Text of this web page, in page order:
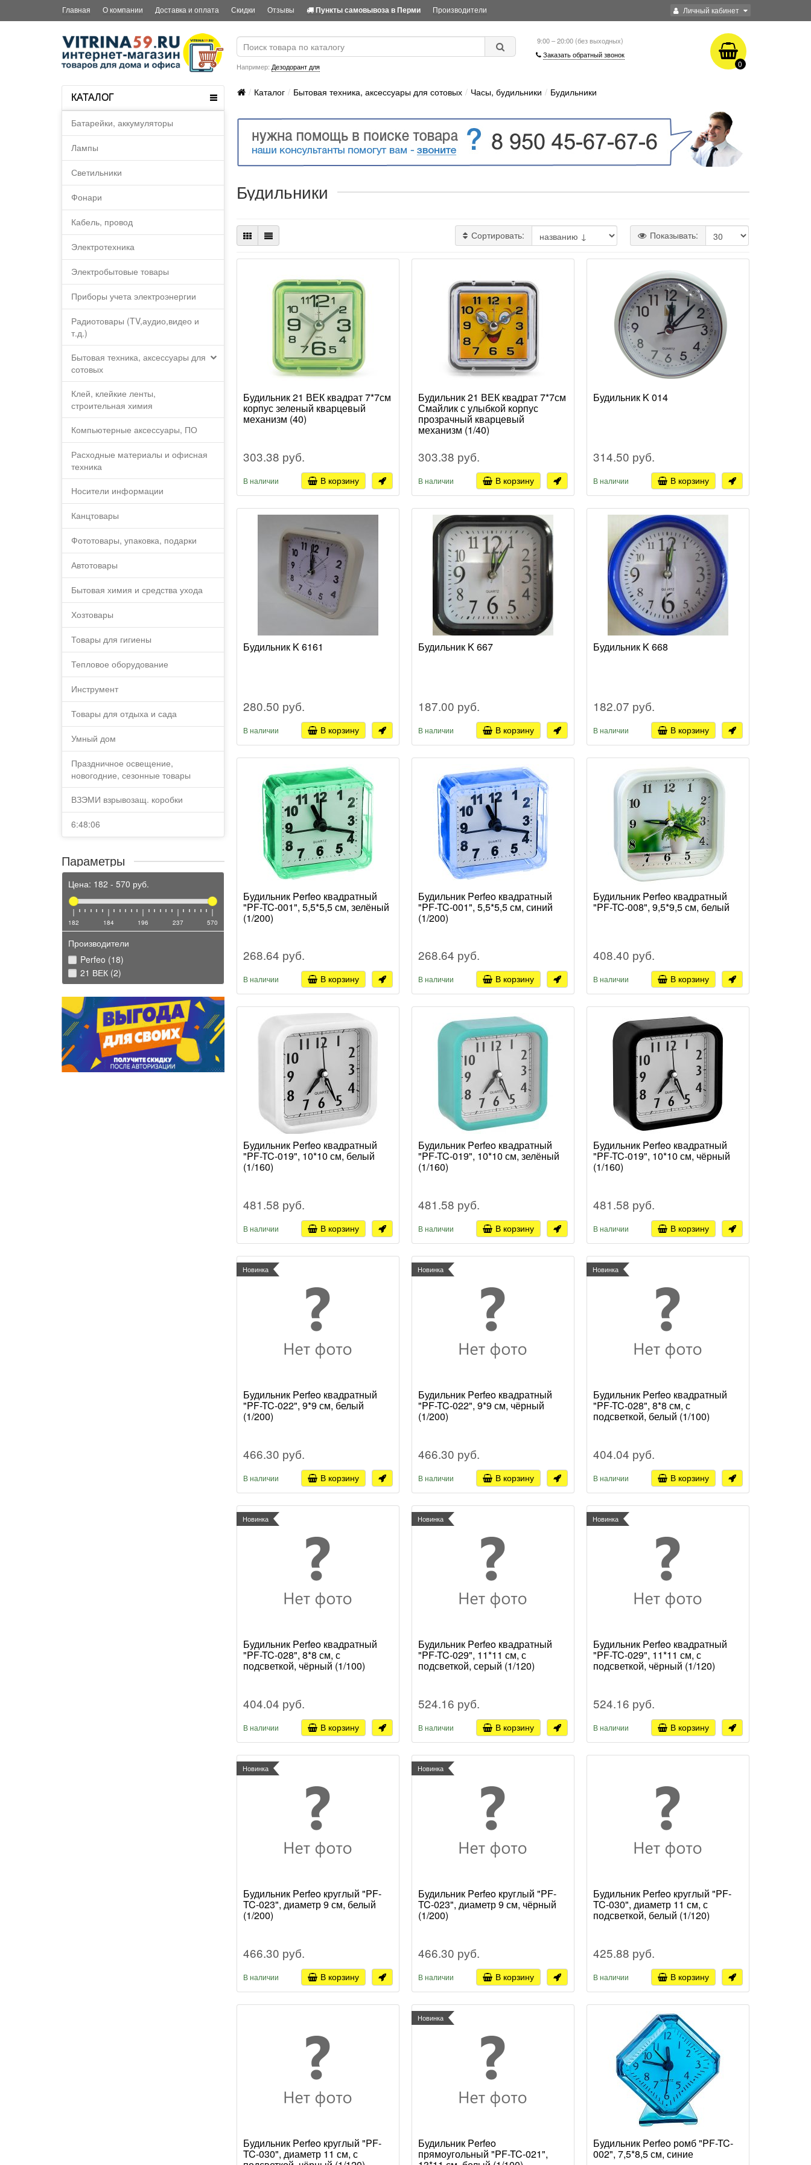
Личный кабинет
Главная О компании Доставка и оплата Скидки Отзывы Пункты самовывоза в Перми Производители
Например: Дезодорант для
9:00 – 20:00 (без выходных)
Заказать обратный звонок
0
КАТАЛОГ
Батарейки, аккумуляторы
Лампы
Светильники
Фонари
Кабель, провод
Электротехника
Электробытовые товары
Приборы учета электроэнергии
Радиотовары (TV,аудио,видео и
т.д.)
Бытовая техника, аксессуары для
сотовых
Клей, клейкие ленты,
строительная химия
Компьютерные аксессуары, ПО
Расходные материалы и офисная
техника
Носители информации
Канцтовары
Фототовары, упаковка, подарки
Автотовары
Бытовая химия и средства ухода
Хозтовары
Товары для гигиены
Тепловое оборудование
Инструмент
Товары для отдыха и сада
Умный дом
Праздничное освещение,
новогодние, сезонные товары
ВЗЭМИ взрывозащ. коробки
6:48:06
Каталог Бытовая техника, аксессуары для сотовых Часы, будильники Будильники
Параметры
Цена: 182 - 570 руб.
182 184 196 237 570
Производители
Perfeo (18)
21 ВЕК (2)
Будильники
Сортировать: Показывать:
Будильник 21 ВЕК квадрат 7*7см
корпус зеленый кварцевый
механизм (40)
303.38 руб.
В наличии В корзину
Будильник 21 ВЕК квадрат 7*7см
Смайлик с улыбкой корпус
прозрачный кварцевый
механизм (1/40)
303.38 руб.
В наличии В корзину
Будильник K 014
314.50 руб.
В наличии В корзину
Будильник K 6161
280.50 руб.
В наличии В корзину
Будильник K 667
187.00 руб.
В наличии В корзину
Будильник K 668
182.07 руб.
В наличии В корзину
Будильник Perfeo квадратный
"PF-TC-001", 5,5*5,5 см, зелёный
(1/200)
268.64 руб.
В наличии В корзину
Будильник Perfeo квадратный
"PF-TC-001", 5,5*5,5 см, синий
(1/200)
268.64 руб.
В наличии В корзину
Будильник Perfeo квадратный
"PF-TC-008", 9,5*9,5 см, белый
408.40 руб.
В наличии В корзину
Будильник Perfeo квадратный
"PF-TC-019", 10*10 см, белый
(1/160)
481.58 руб.
В наличии В корзину
Будильник Perfeo квадратный
"PF-TC-019", 10*10 см, зелёный
(1/160)
481.58 руб.
В наличии В корзину
Будильник Perfeo квадратный
"PF-TC-019", 10*10 см, чёрный
(1/160)
481.58 руб.
В наличии В корзину
Новинка
Будильник Perfeo квадратный
"PF-TC-022", 9*9 см, белый
(1/200)
466.30 руб.
В наличии В корзину
Новинка
Будильник Perfeo квадратный
"PF-TC-022", 9*9 см, чёрный
(1/200)
466.30 руб.
В наличии В корзину
Новинка
Будильник Perfeo квадратный
"PF-TC-028", 8*8 см, с
подсветкой, белый (1/100)
404.04 руб.
В наличии В корзину
Новинка
Будильник Perfeo квадратный
"PF-TC-028", 8*8 см, с
подсветкой, чёрный (1/100)
404.04 руб.
В наличии В корзину
Новинка
Будильник Perfeo квадратный
"PF-TC-029", 11*11 см, с
подсветкой, серый (1/120)
524.16 руб.
В наличии В корзину
Новинка
Будильник Perfeo квадратный
"PF-TC-029", 11*11 см, с
подсветкой, чёрный (1/120)
524.16 руб.
В наличии В корзину
Новинка
Будильник Perfeo круглый "PF-
TC-023", диаметр 9 см, белый
(1/200)
466.30 руб.
В наличии В корзину
Новинка
Будильник Perfeo круглый "PF-
TC-023", диаметр 9 см, чёрный
(1/200)
466.30 руб.
В наличии В корзину
Будильник Perfeo круглый "PF-
TC-030", диаметр 11 см, с
подсветкой, белый (1/120)
425.88 руб.
В наличии В корзину
Будильник Perfeo круглый "PF-
TC-030", диаметр 11 см, с
Новинка
Будильник Perfeo
прямоугольный "PF-TC-021",
Будильник Perfeo ромб "PF-TC-
002", 7,5*8,5 см, синие